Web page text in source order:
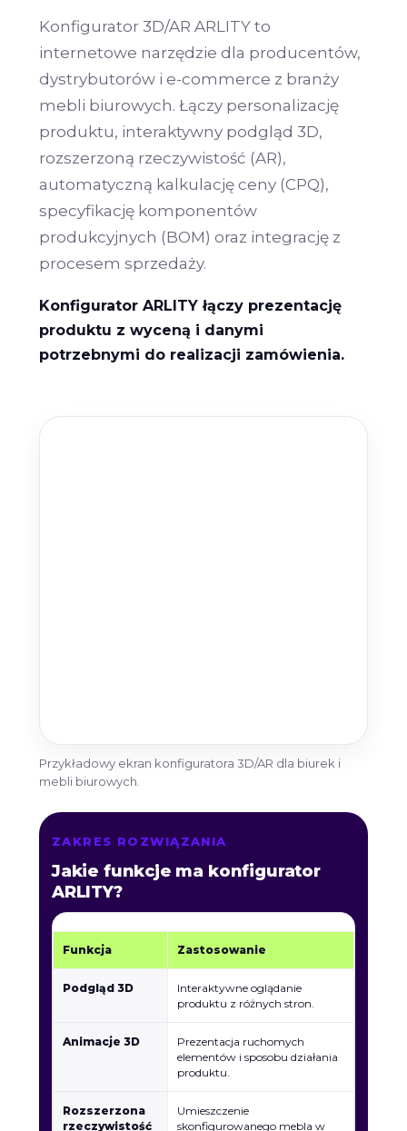
Konfigurator 3D/AR ARLITY to
internetowe narzędzie dla producentów,
dystrybutorów i e-commerce z branży
mebli biurowych. Łączy personalizację
produktu, interaktywny podgląd 3D,
rozszerzoną rzeczywistość (AR),
automatyczną kalkulację ceny (CPQ),
specyfikację komponentów
produkcyjnych (BOM) oraz integrację z
procesem sprzedaży.
Konfigurator ARLITY łączy prezentację
produktu z wyceną i danymi
potrzebnymi do realizacji zamówienia.
Przykładowy ekran konfiguratora 3D/AR dla biurek i
mebli biurowych.
ZAKRES ROZWIĄZANIA
Jakie funkcje ma konfigurator
ARLITY?
Funkcja Zastosowanie
Podgląd 3D
Interaktywne oglądanie
produktu z różnych stron.
Animacje 3D
Prezentacja ruchomych
elementów i sposobu działania
produktu.
Rozszerzona
rzeczywistość
Umieszczenie
skonfigurowanego mebla w